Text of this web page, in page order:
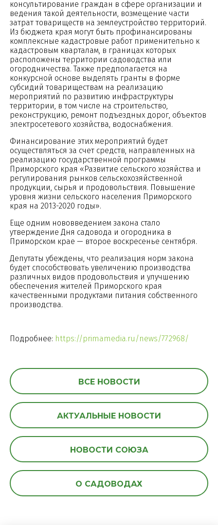
консультирование граждан в сфере организации и
ведения такой деятельности, возмещение части
затрат товариществ на землеустройство территорий.
Из бюджета края могут быть профинансированы
комплексные кадастровые работ применительно к
кадастровым кварталам, в границах которых
расположены территории садоводства или
огородничества. Также предполагается на
конкурсной основе выделять гранты в форме
субсидий товариществам на реализацию
мероприятий по развитию инфраструктуры
территории, в том числе на строительство,
реконструкцию, ремонт подъездных дорог, объектов
электросетевого хозяйства, водоснабжения.
Финансирование этих мероприятий будет
осуществляться за счет средств, направленных на
реализацию государственной программы
Приморского края «Развитие сельского хозяйства и
регулирования рынков сельскохозяйственной
продукции, сырья и продовольствия. Повышение
уровня жизни сельского населения Приморского
края на 2013-2020 годы».
Еще одним нововведением закона стало
утверждение Дня садовода и огородника в
Приморском крае — второе воскресенье сентября.
Депутаты убеждены, что реализация норм закона
будет способствовать увеличению производства
различных видов продовольствия и улучшению
обеспечения жителей Приморского края
качественными продуктами питания собственного
производства.
Подробнее: https://primamedia.ru/news/772968/
ВСЕ НОВОСТИ
АКТУАЛЬНЫЕ НОВОСТИ
НОВОСТИ СОЮЗА
О САДОВОДАХ